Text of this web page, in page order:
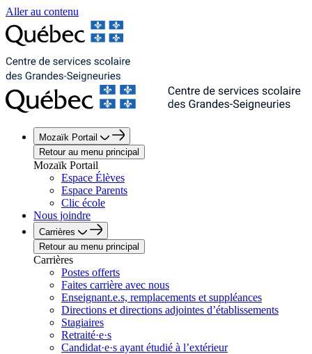
Aller au contenu
Mozaïk Portail
Retour au menu principal
Mozaïk Portail
Espace Élèves
Espace Parents
Clic école
Nous joindre
Carrières
Retour au menu principal
Carrières
Postes offerts
Faites carrière avec nous
Enseignant.e.s, remplacements et suppléances
Directions et directions adjointes d’établissements
Stagiaires
Retraité·e·s
Candidat·e·s ayant étudié à l’extérieur